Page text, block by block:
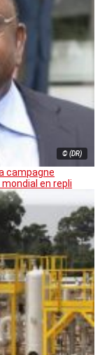
© (DR)
campagne
en repli